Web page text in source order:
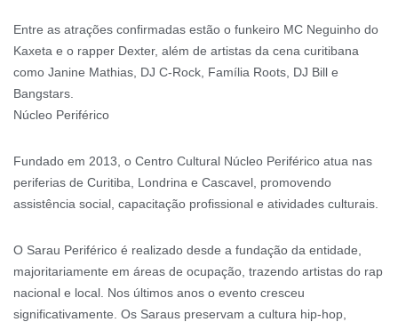
Entre as atrações confirmadas estão o funkeiro MC Neguinho do
Kaxeta e o rapper Dexter, além de artistas da cena curitibana
como Janine Mathias, DJ C-Rock, Família Roots, DJ Bill e
Bangstars.
Núcleo Periférico
Fundado em 2013, o Centro Cultural Núcleo Periférico atua nas
periferias de Curitiba, Londrina e Cascavel, promovendo
assistência social, capacitação profissional e atividades culturais.
O Sarau Periférico é realizado desde a fundação da entidade,
majoritariamente em áreas de ocupação, trazendo artistas do rap
nacional e local. Nos últimos anos o evento cresceu
significativamente. Os Saraus preservam a cultura hip-hop,